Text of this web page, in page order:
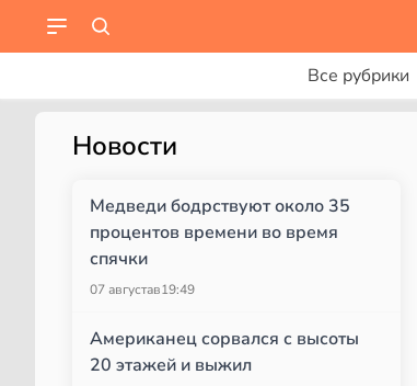
Все рубрики
Новости
Медведи бодрствуют около 35
процентов времени во время
спячки
07 августав19:49
Американец сорвался с высоты
20 этажей и выжил